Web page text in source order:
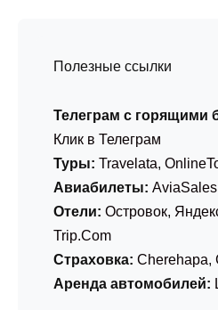
Полезные ссылки
Телеграм с горящими
Клик в Телеграм
Туры: Travelata,
Авиабилеты: AviaSales
Отели: Островок,
Trip.Com
Страховка: Cherehapa,
Аренда автомобилей: